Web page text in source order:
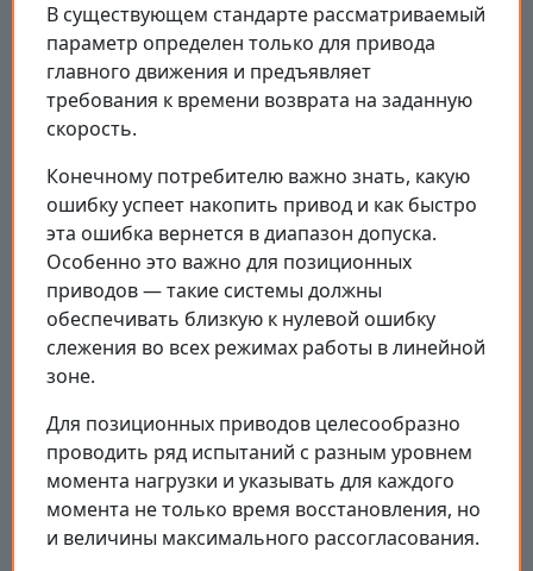
В существующем стандарте рассматриваемый
параметр определен только для привода
главного движения и предъявляет
требования к времени возврата на заданную
скорость.
Конечному потребителю важно знать, какую
ошибку успеет накопить привод и как быстро
эта ошибка вернется в диапазон допуска.
Особенно это важно для позиционных
приводов — такие системы должны
обеспечивать близкую к нулевой ошибку
слежения во всех режимах работы в линейной
зоне.
Для позиционных приводов целесообразно
проводить ряд испытаний с разным уровнем
момента нагрузки и указывать для каждого
момента не только время восстановления, но
и величины максимального рассогласования.